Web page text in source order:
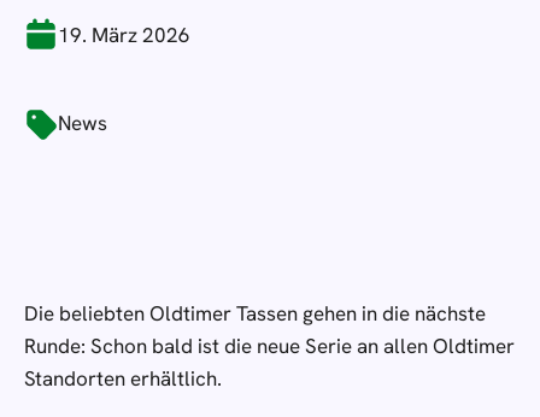
19. März 2026
News
Die beliebten Oldtimer Tassen gehen in die nächste
Runde: Schon bald ist die neue Serie an allen Oldtimer
Standorten erhältlich.